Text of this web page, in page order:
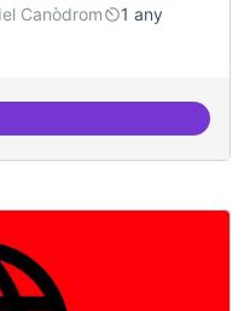
Canòdrom
1 any
+ residències